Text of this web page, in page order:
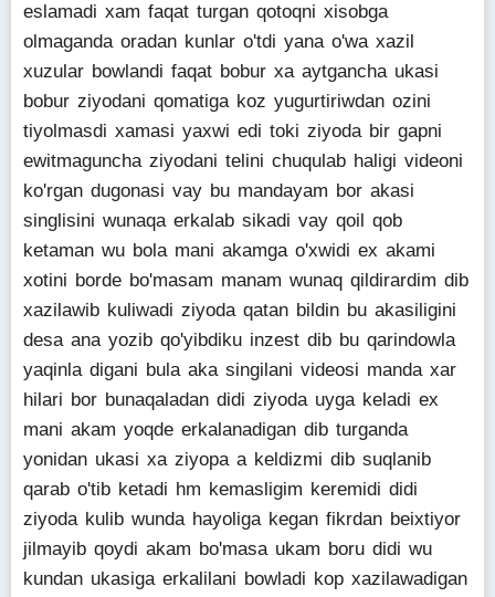
eslamadi xam faqat turgan qotoqni xisobga
olmaganda oradan kunlar o'tdi yana o'wa xazil
xuzular bowlandi faqat bobur xa aytgancha ukasi
bobur ziyodani qomatiga koz yugurtiriwdan ozini
tiyolmasdi xamasi yaxwi edi toki ziyoda bir gapni
ewitmaguncha ziyodani telini chuqulab haligi videoni
ko'rgan dugonasi vay bu mandayam bor akasi
singlisini wunaqa erkalab sikadi vay qoil qob
ketaman wu bola mani akamga o'xwidi ex akami
xotini borde bo'masam manam wunaq qildirardim dib
xazilawib kuliwadi ziyoda qatan bildin bu akasiligini
desa ana yozib qo'yibdiku inzest dib bu qarindowla
yaqinla digani bula aka singilani videosi manda xar
hilari bor bunaqaladan didi ziyoda uyga keladi ex
mani akam yoqde erkalanadigan dib turganda
yonidan ukasi xa ziyopa a keldizmi dib suqlanib
qarab o'tib ketadi hm kemasligim keremidi didi
ziyoda kulib wunda hayoliga kegan fikrdan beixtiyor
jilmayib qoydi akam bo'masa ukam boru didi wu
kundan ukasiga erkalilani bowladi kop xazilawadigan